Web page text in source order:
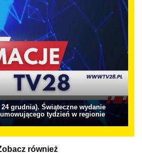
grudnia). Świąteczne wydanie
tydzień w regionie
również